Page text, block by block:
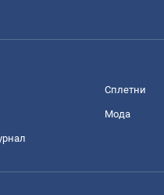
Сплетни
Мода